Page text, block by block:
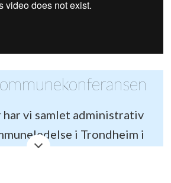
har vi samlet administrativ
i Trondheim i